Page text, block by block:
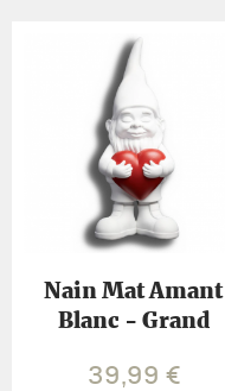
Nain Mat Amant
Blanc - Grand
39,99 €